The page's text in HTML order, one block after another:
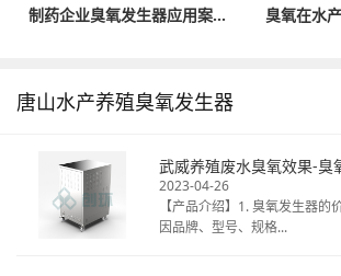
制药企业臭氧发生器应用案... 臭氧在水
唐山水产养殖臭氧发生器
2023-04-26
【产品介绍】1. 臭氧发生器
因品牌、型号、规格...